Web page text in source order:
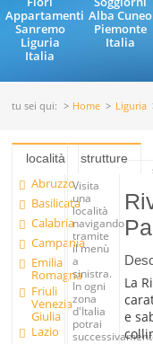
Appartamenti
Sanremo
Liguria
Italia
Alba Cuneo
Piemonte
Italia
tu sei qui: Home Liguria
località
Abruzzo
Basilicata
Calabria
Campania
Emilia
Romagna
Friuli
Venezia
Giulia
Lazio
strutture
Visita
una
località
navigando
tramite
il menù
a
sinistra.
In ogni
zona
d'Italia
potrai
La
e